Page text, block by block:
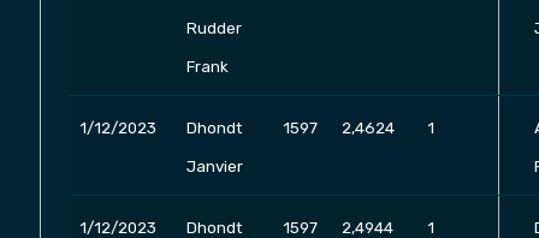
Rudder
Frank
1/12/2023 Dhondt
Janvier
1597 2,4624 1
1/12/2023 Dhondt 1597 2,4944 1